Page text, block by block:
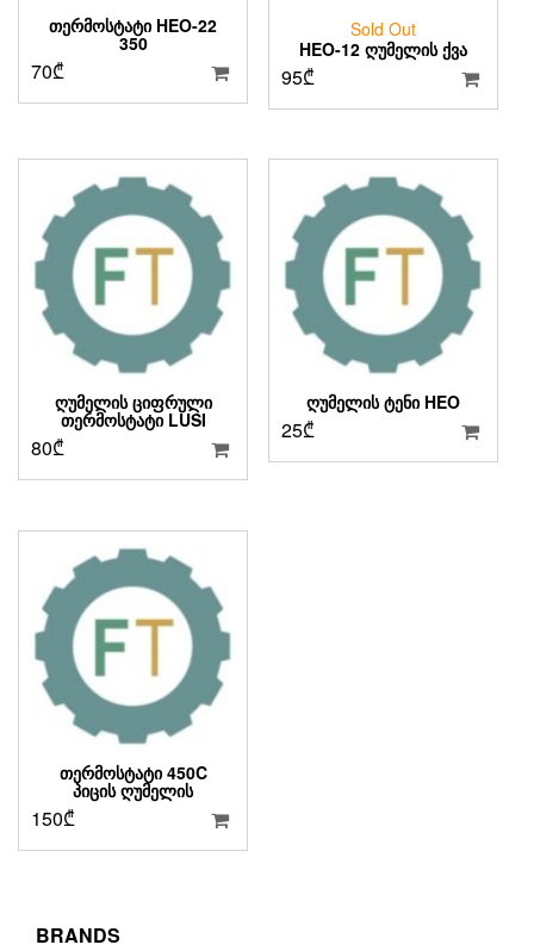
ᲗᲔᲠᲛᲝᲡᲢᲐᲢᲘ HEO-22
350
70₾
Sold Out
HEO-12 ᲦᲣᲛᲔᲚᲘᲡ ᲥᲕᲐ
95₾
ᲦᲣᲛᲔᲚᲘᲡ ᲪᲘᲤᲠᲣᲚᲘ
ᲗᲔᲠᲛᲝᲡᲢᲐᲢᲘ LUSI
80₾
ᲦᲣᲛᲔᲚᲘᲡ ᲢᲔᲜᲘ HEO
25₾
ᲗᲔᲠᲛᲝᲡᲢᲐᲢᲘ 450C
ᲞᲘᲪᲘᲡ ᲦᲣᲛᲔᲚᲘᲡ
150₾
BRANDS